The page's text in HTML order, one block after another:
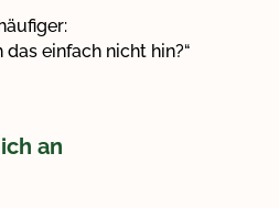
einfach nicht hin?“
an